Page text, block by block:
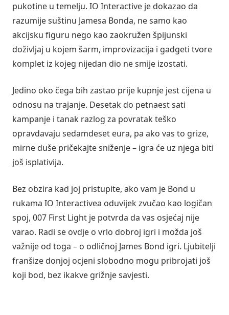
pukotine u temelju. IO Interactive je dokazao da
razumije suštinu Jamesa Bonda, ne samo kao
akcijsku figuru nego kao zaokružen špijunski
doživljaj u kojem šarm, improvizacija i gadgeti tvore
komplet iz kojeg nijedan dio ne smije izostati.
Jedino oko čega bih zastao prije kupnje jest cijena u
odnosu na trajanje. Desetak do petnaest sati
kampanje i tanak razlog za povratak teško
opravdavaju sedamdeset eura, pa ako vas to grize,
mirne duše pričekajte sniženje – igra će uz njega biti
još isplativija.
Bez obzira kad joj pristupite, ako vam je Bond u
rukama IO Interactivea oduvijek zvučao kao logičan
spoj, 007 First Light je potvrda da vas osjećaj nije
varao. Radi se ovdje o vrlo dobroj igri i možda još
važnije od toga – o odličnoj James Bond igri. Ljubitelji
franšize donjoj ocjeni slobodno mogu pribrojati još
koji bod, bez ikakve grižnje savjesti.